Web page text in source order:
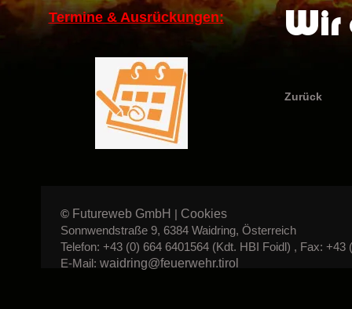
Termine & Ausrückungen: Wir
Zurück
© Futureweb GmbH | Cookies
Sonnwendstraße 9, 6384 Waidring, Österreich
Telefon: +43 (0) 664 6401564 (Kdt. HBI Foidl) , Fax: +43
E-Mail: waidring@feuerwehr.tirol